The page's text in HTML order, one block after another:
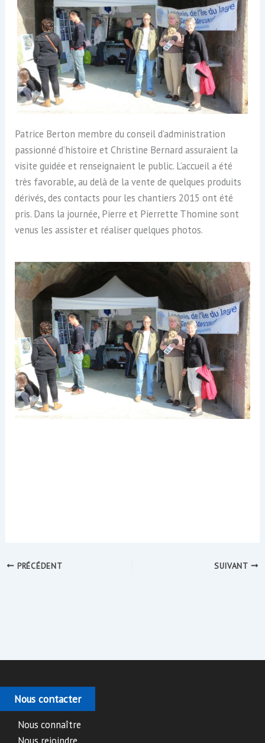
Patrice Berton membre du conseil d’administration
passionné d’histoire et Christine Bernard assuraient la
visite guidée et renseignaient le public. L’accueil a été
très favorable, au delà de la vente de quelques produits
dérivés, des contacts pour les chantiers 2015 ont été
pris. Dans la journée, Pierre et Pierrette Thomine sont
venus les assister et réaliser quelques photos.
PRÉCÉDENT SUIVANT
Nous contacter
Nous connaître